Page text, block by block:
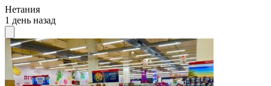
Нетания
1 день назад